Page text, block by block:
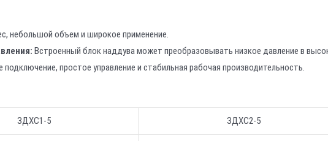
небольшой объем и широкое применение.
Встроенный блок наддува может преобразовывать низкое давление в
подключение, простое управление и стабильная рабочая производительность.
ЗДХС1-5 ЗДХС2-5